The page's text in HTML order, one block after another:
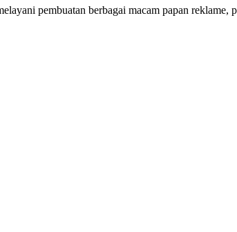
pembuatan berbagai macam papan